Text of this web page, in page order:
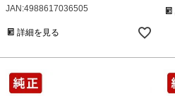
JAN:4988617036505
詳細を見る